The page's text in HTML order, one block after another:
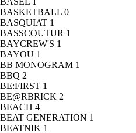
BASKETBALL 0
BASQUIAT 1
BASSCOUTUR 1
BAYCREW'S 1
BAYOU 1
BB MONOGRAM 1
BBQ 2
BE:FIRST 1
BE@RBRICK 2
BEACH 4
BEAT GENERATION 1
BEATNIK 1